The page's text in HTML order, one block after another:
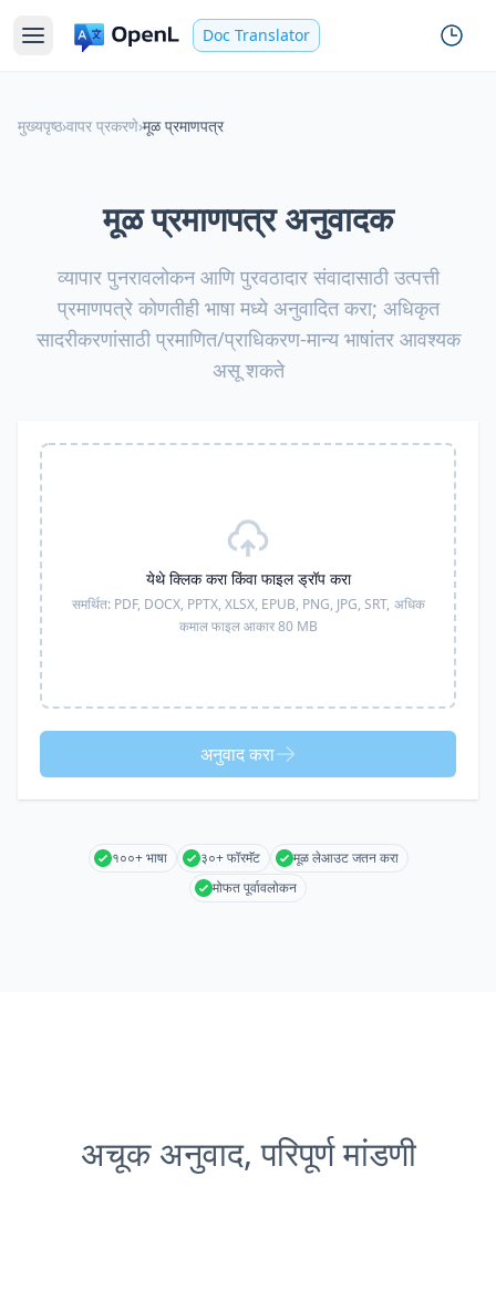
Doc Translator
मुख्यपृष्ठ›वापर प्रकरणे›मूळ प्रमाणपत्र
मूळ प्रमाणपत्र अनुवादक
व्यापार पुनरावलोकन आणि पुरवठादार संवादासाठी उत्पत्ती
प्रमाणपत्रे कोणतीही भाषा मध्ये अनुवादित करा; अधिकृत
सादरीकरणांसाठी प्रमाणित/प्राधिकरण-मान्य भाषांतर आवश्यक
असू शकते
येथे क्लिक करा किंवा फाइल ड्रॉप करा
समर्थित: PDF, DOCX, PPTX, XLSX, EPUB, PNG, JPG, SRT, अधिक
कमाल फाइल आकार 80 MB
अनुवाद करा
१००+ भाषा ३०+ फॉरमॅट
मूळ लेआउट जतन करा
मोफत पूर्वावलोकन
अचूक अनुवाद, परिपूर्ण मांडणी